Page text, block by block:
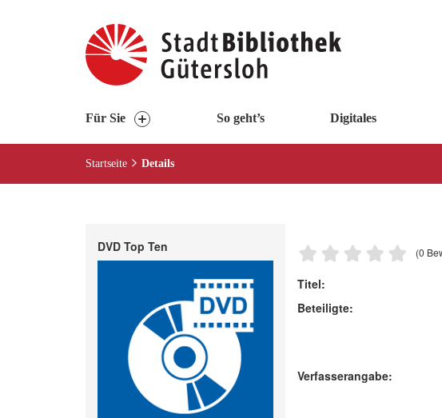
Assistenzsoftware
ALT
Für Sie So geht’s Digitales
Startseite Details